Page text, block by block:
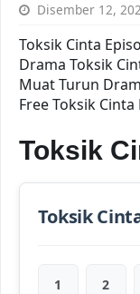
Disember 12,
Toksik Cinta
Drama Toksik
Muat Turun
Free Toksik Cinta
Toksik
Toksik
1 2